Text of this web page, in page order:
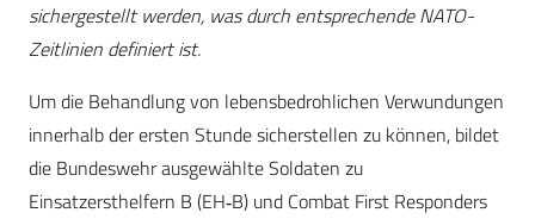
sichergestellt werden, was durch entsprechende NATO-
Zeitlinien definiert ist.
Um die Behandlung von lebensbedrohlichen Verwundungen
innerhalb der ersten Stunde sicherstellen zu können, bildet
die Bundeswehr ausgewählte Soldaten zu
Einsatzersthelfern B (EH‑B) und Combat First Responders